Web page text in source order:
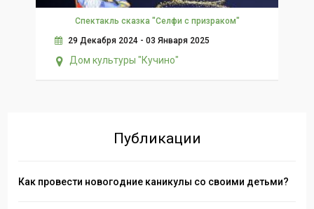
Спектакль сказка "Селфи с призраком"
29 Декабря 2024 - 03 Января 2025
Дом культуры "Кучино"
Публикации
Как провести новогодние каникулы со своими детьми?